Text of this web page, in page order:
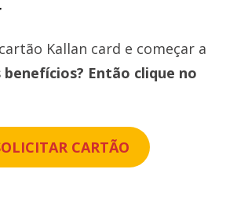
Kallan card e começar a
benefícios? Então clique no
CARTÃO